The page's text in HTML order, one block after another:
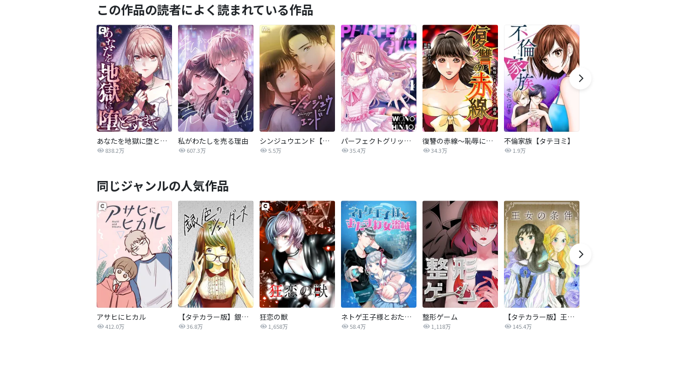
この作品の読者によく読まれている作品
あなたを地獄に堕とすまで
838.2万
私がわたしを売る理由
607.3万
シンジュウエンド【タテヨミ】
5.5万
パーフェクトグリッター
35.4万
復讐の赤線～恥辱にまみれた少女の運命～【タテヨミ】
34.3万
不倫家族【タテヨミ】
1.9万
同じジャンルの人気作品
アサヒにヒカル
412.0万
【タテカラー版】銀色のジェンダーズ
36.8万
狂恋の獣
1,658万
ネトゲ王子様とおたずね女盗賊
58.4万
整形ゲーム
1,118万
【タテカラー版】王女の条件
145.4万